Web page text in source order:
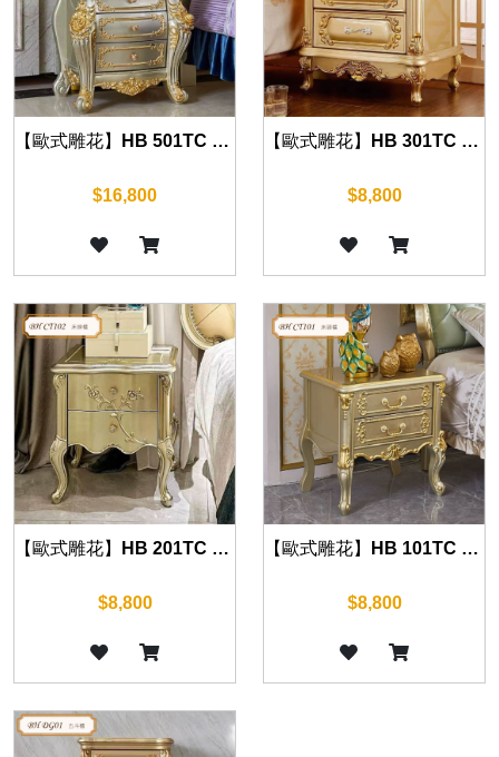
【歐式雕花】HB 501TC 床頭櫃 (華麗金) 65cm
$16,800
【歐式雕花】HB 301TC 床頭櫃 (華麗金) 60cm
$8,800
【歐式雕花】HB 201TC 床頭櫃 (華麗金) 60cm
$8,800
【歐式雕花】HB 101TC 床頭櫃 (華麗金) 45cm/55cm
$8,800